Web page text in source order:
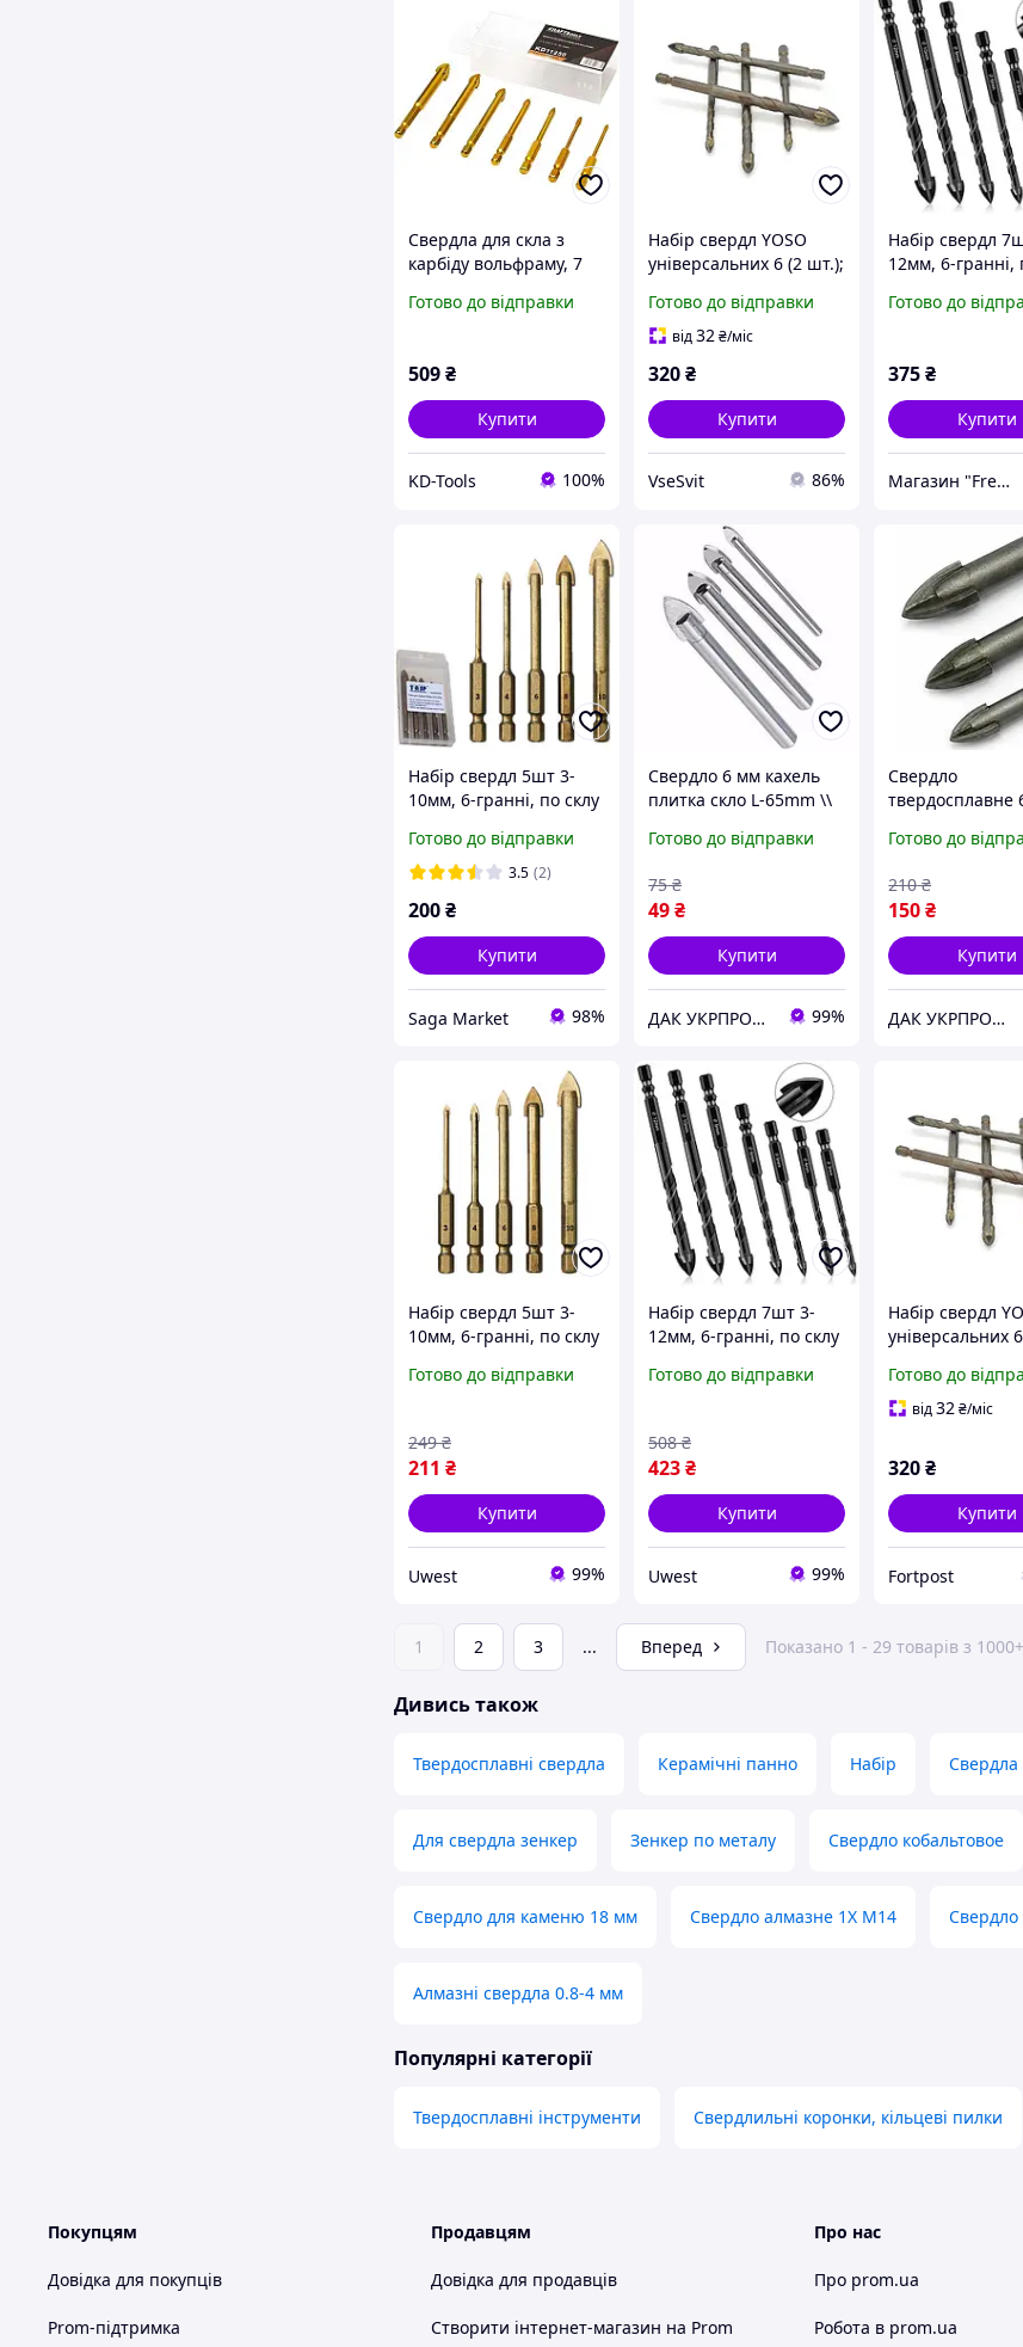
Свердла для скла з
карбіду вольфраму, 7
Готово до відправки
509₴
Купити
KD-Tools 100%
Набір свердл YOSO
універсальних 6 (2 шт.);
цегли, дереву, склу та
кераміці, карбід
Готово до відправки
від32₴/міс
320₴
Купити
VseSvit 86%
Набір свердл
12мм, 6-гранні,
вольфраму
Готово до
375₴
Купити
Магазин "Freedelivery"
Набір свердл 5шт 3-
10мм, 6-гранні, по склу
вольфрама
Готово до відправки
3.5 (2)
200₴
Купити
Saga Market 98%
Свердло 6 мм кахель
плитка скло L-65mm \\
Готово до відправки
49₴
75 ₴
Купити
ДАК УКРПРОМ "Немає поганого інструменту, є невідповідно підібраний." 99%
Свердло
твердосплавне
80mm \\ карбід
Quattro
Готово до
150₴
210 ₴
Купити
ДАК УКРПРОМ "Немає поганого інструменту, є невідповідно підібраний."
Набір свердл 5шт 3-
10мм, 6-гранні, по склу
вольфрама
Готово до відправки
211 ₴
249 ₴
Купити
Uwest 99%
Набір свердл 7шт 3-
12мм, 6-гранні, по склу
вольфрама
Готово до відправки
423₴
508 ₴
Купити
Uwest 99%
Набір свердл
універсальних
цегли, дереву,
кераміці, карбід
Готово до
від32₴/міс
320₴
Купити
Fortpost
1 2 3 ... Вперед Показано 1 - 29 товарів з 1000+
Дивись також
Твердосплавні свердла Керамічні панно Набір Свердла
Для свердла зенкер Зенкер по металу Свердло кобальтовое
Свердло для каменю 18 мм Свердло алмазне 1X М14 Свердло
Алмазні свердла 0.8-4 мм
Популярні категорії
Твердосплавні інструменти Свердлильні коронки, кільцеві пилки
Покупцям
Довідка для покупців
Prom-підтримка
Продавцям
Довідка для продавців
Створити інтернет-магазин на Prom
Про нас
Про prom.ua
Робота в prom.ua